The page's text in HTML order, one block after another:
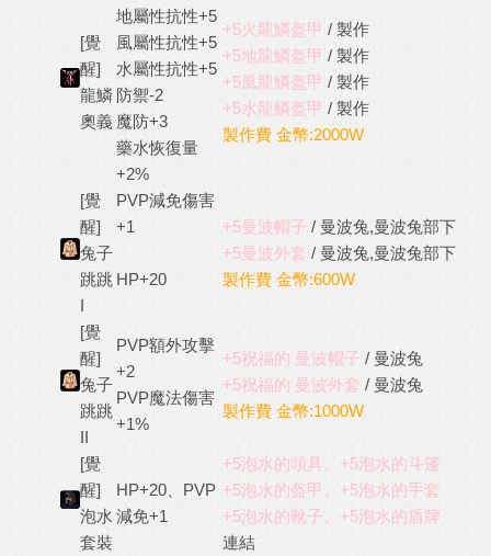
[覺
醒]
龍鱗
奧義
地屬性抗性+5
風屬性抗性+5
水屬性抗性+5
防禦-2
魔防+3
藥水恢復量
+2%
+5火龍鱗盔甲 / 製作
+5地龍鱗盔甲 / 製作
+5風龍鱗盔甲 / 製作
+5水龍鱗盔甲 / 製作
製作費 金幣:2000W
[覺
醒]
兔子
跳跳
I
PVP減免傷害
+1
HP+20
+5曼波帽子 / 曼波兔,曼波兔部下
+5曼波外套 / 曼波兔,曼波兔部下
製作費 金幣:600W
[覺
醒]
兔子
跳跳
II
PVP額外攻擊
+2
PVP魔法傷害
+1%
+5祝福的 曼波帽子 / 曼波兔
+5祝福的 曼波外套 / 曼波兔
製作費 金幣:1000W
[覺
醒]
泡水
套裝
HP+20、PVP
減免+1
+5泡水的頭具、+5泡水的斗篷
+5泡水的盔甲、+5泡水的手套
+5泡水的靴子、+5泡水的盾牌
連結